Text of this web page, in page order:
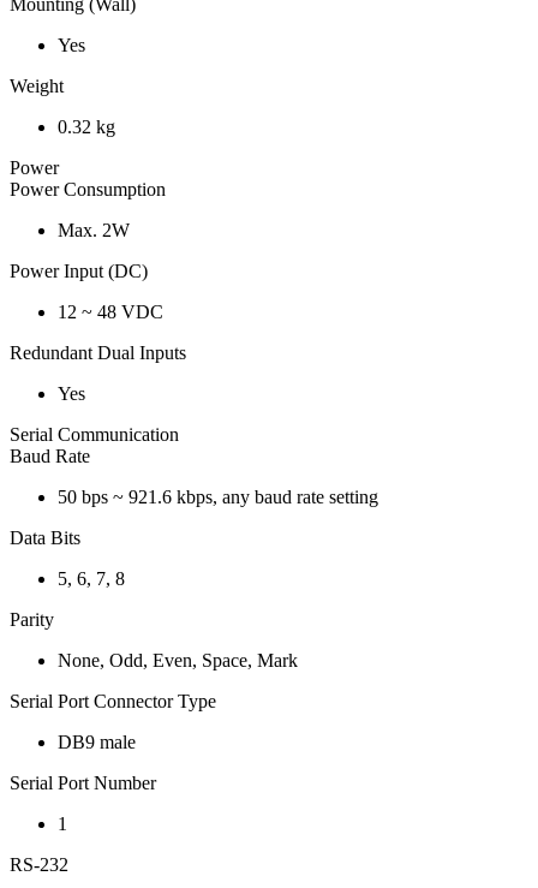
Mounting (Wall)
Yes
Weight
0.32 kg
Power
Power Consumption
Max. 2W
Power Input (DC)
12 ~ 48 VDC
Redundant Dual Inputs
Yes
Serial Communication
Baud Rate
50 bps ~ 921.6 kbps, any baud rate setting
Data Bits
5, 6, 7, 8
Parity
None, Odd, Even, Space, Mark
Serial Port Connector Type
DB9 male
Serial Port Number
1
RS-232